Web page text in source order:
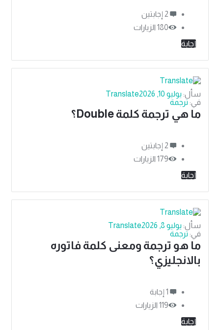
‫2 إجابتين
180الزيارات
إجابة
Translate سأل: يوليو 10, 2026
في: ترجمة
ما هي ترجمة كلمة Double؟
‫2 إجابتين
179الزيارات
إجابة
Translate سأل: يوليو 8, 2026
في: ترجمة
ما هو ترجمة ومعنى كلمة فاتوره
بالانجليزي؟
‫1 إجابة
119 الزيارات
إجابة